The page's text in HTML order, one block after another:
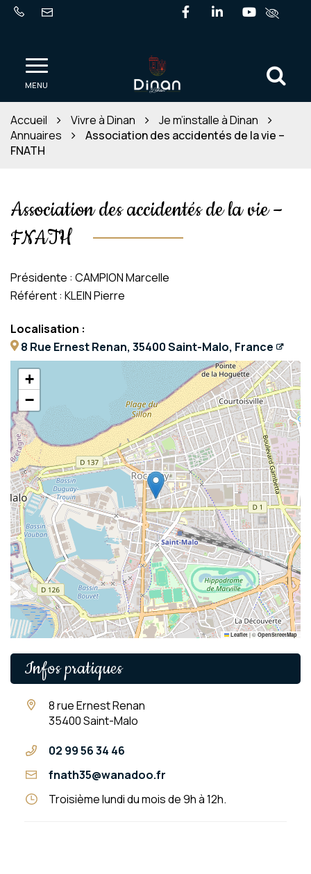
Gestion des traceurs Lien vers le compte
Lien vers leLien vers
MENU Ville de Dinan
Accueil Vivre à Dinan
Je m’installe à Dinan
Annuaires
Association des accidentés de la vie –
FNATH
Association des accidentés de la vie –
FNATH
Présidente : CAMPION Marcelle
Référent : KLEIN Pierre
Localisation :
8 Rue Ernest Renan, 35400 Saint-Malo, France
+
−
Leaflet |© OpenStreetMap
Infos pratiques
8 rue Ernest Renan
35400 Saint-Malo
02 99 56 34 46
fnath35@wanadoo.fr
Troisième lundi du mois de 9h à 12h.